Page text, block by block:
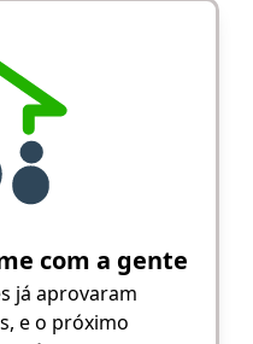
com a gente
já aprovaram
e o próximo